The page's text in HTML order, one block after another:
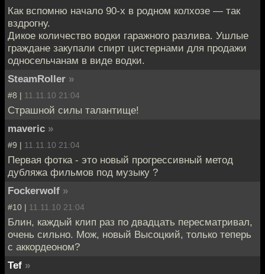
Как вспомню начало 90-х в родном колхозе — так
вздрогну.
Дикое количество водки гаражного разлива. Ушлые
граждане закупали спирт цистернами для продажи
односельчанам в виде водки.
SteamRoller »
#8 | 11.11.10 21:04
Страшной силы талантище!
maveric »
#9 | 11.11.10 21:04
Первая фотка - это новый прогрессивный метод
дубляжа фильмов под музыку ?
Fockerwolf »
#10 | 11.11.10 21:04
Блин, каждый клип раз по двадцать пересматривал,
очень сильно. Мож, новый Высоцкий, только теперь
с аккордеоном?
Tef »